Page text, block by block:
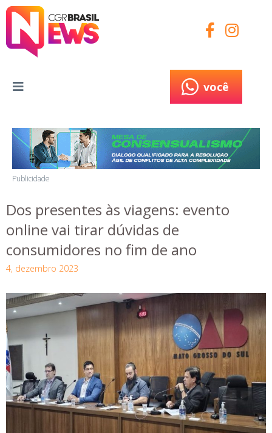
você
Publicidade
Dos presentes às viagens: evento
online vai tirar dúvidas de
consumidores no fim de ano
4, dezembro 2023